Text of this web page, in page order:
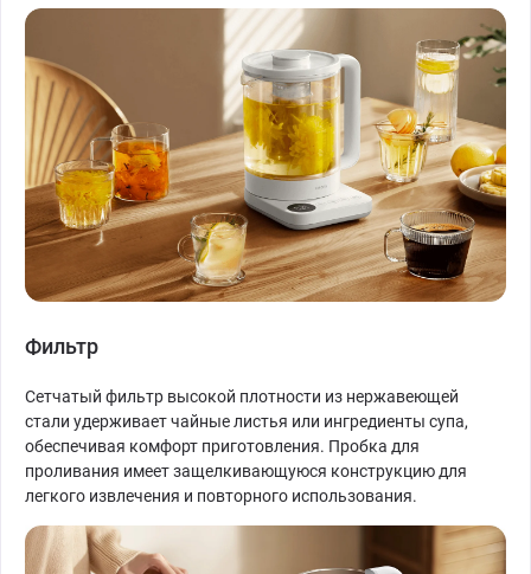
Фильтр
Сетчатый фильтр высокой плотности из нержавеющей
стали удерживает чайные листья или ингредиенты супа,
обеспечивая комфорт приготовления. Пробка для
проливания имеет защелкивающуюся конструкцию для
легкого извлечения и повторного использования.